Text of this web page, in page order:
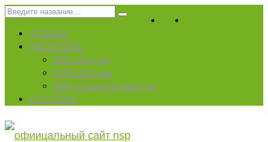
Искать:
ОТЗЫВЫ
ГДЕ КУПИТЬ
NSP в России
NSP в Москве
NSP в Санкт-Петербурге
ДОСТАВКА